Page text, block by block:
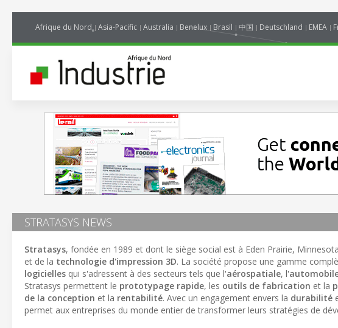
Afrique du Nord Asia-Pacific Australia Benelux Brasil 中国 Deutschland EMEA
STRATASYS NEWS
Stratasys, fondée en 1989 et dont le siège social est à Eden Prairie,
et de la technologie d'impression 3D. La société propose une gamme
logicielles qui s'adressent à des secteurs tels que l'aérospatiale, l'
Stratasys permettent le prototypage rapide, les outils de fabrication et la
de la conception et la rentabilité. Avec un engagement envers la durabilité
permet aux entreprises du monde entier de transformer leurs stratégies de